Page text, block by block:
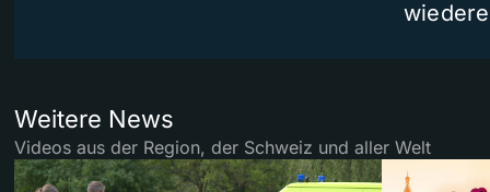
Weitere News
Videos aus der Region, der Schweiz und aller Welt